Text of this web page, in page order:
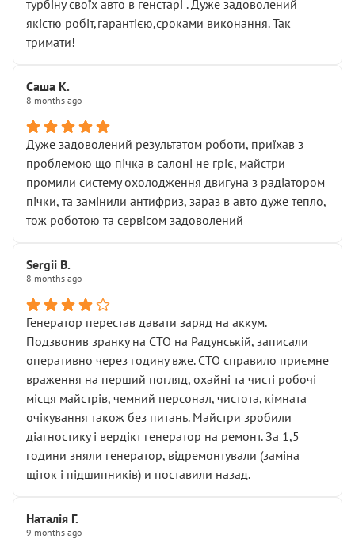
турбіну своїх авто в генстарі . Дуже задоволений
якістю робіт,гарантією,сроками виконання. Так
тримати!
Саша К.
8 months ago
Дуже задоволений результатом роботи, приїхав з
проблемою що пічка в салоні не гріє, майстри
промили систему охолодження двигуна з радіатором
пічки, та замінили антифриз, зараз в авто дуже тепло,
тож роботою та сервісом задоволений
Sergii B.
8 months ago
Генератор перестав давати заряд на аккум.
Подзвонив зранку на СТО на Радунській, записали
оперативно через годину вже. СТО справило приємне
враження на перший погляд, охайні та чисті робочі
місця майстрів, чемний персонал, чистота, кімната
очікування також без питань. Майстри зробили
діагностику і вердікт генератор на ремонт. За 1,5
години зняли генератор, відремонтували (заміна
щіток і підшипників) и поставили назад.
Наталія Г.
9 months ago